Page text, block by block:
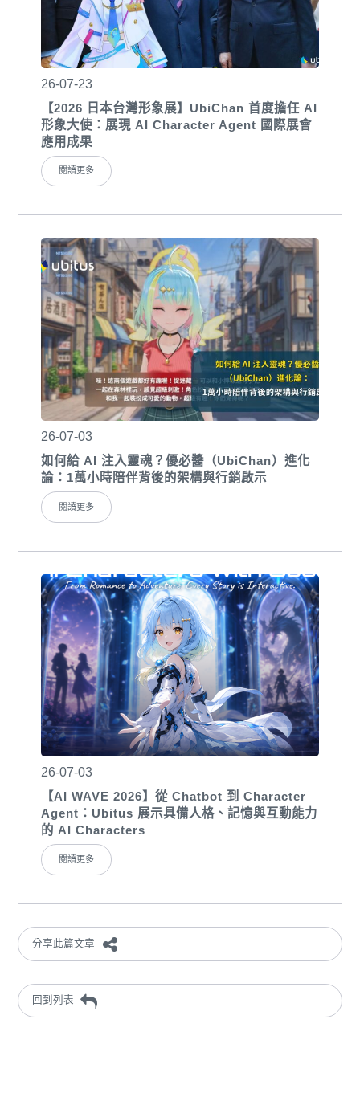
26-07-23
【2026 日本台灣形象展】UbiChan 首度擔任 AI
形象大使：展現 AI Character Agent 國際展會
應用成果
閱讀更多
26-07-03
如何給 AI 注入靈魂？優必醬（UbiChan）進化
論：1萬小時陪伴背後的架構與行銷啟示
閱讀更多
26-07-03
【AI WAVE 2026】從 Chatbot 到 Character
Agent：Ubitus 展示具備人格、記憶與互動能力
的 AI Characters
閱讀更多
分享此篇文章
回到列表